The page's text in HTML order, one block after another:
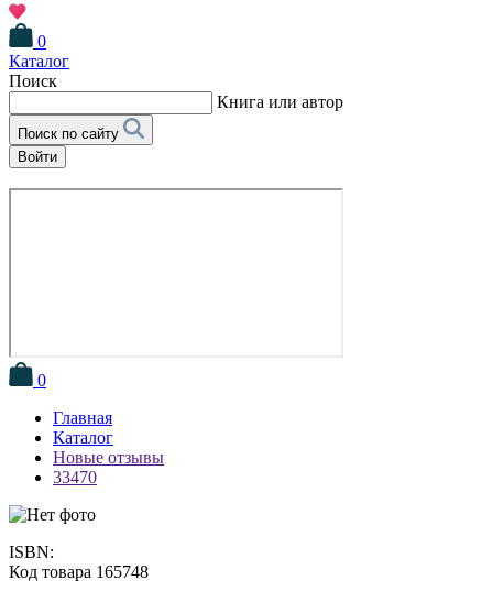
0
Каталог
Поиск
Книга или автор
Поиск по сайту
Войти
0
Главная
Каталог
Новые отзывы
33470
ISBN:
Код товара 165748